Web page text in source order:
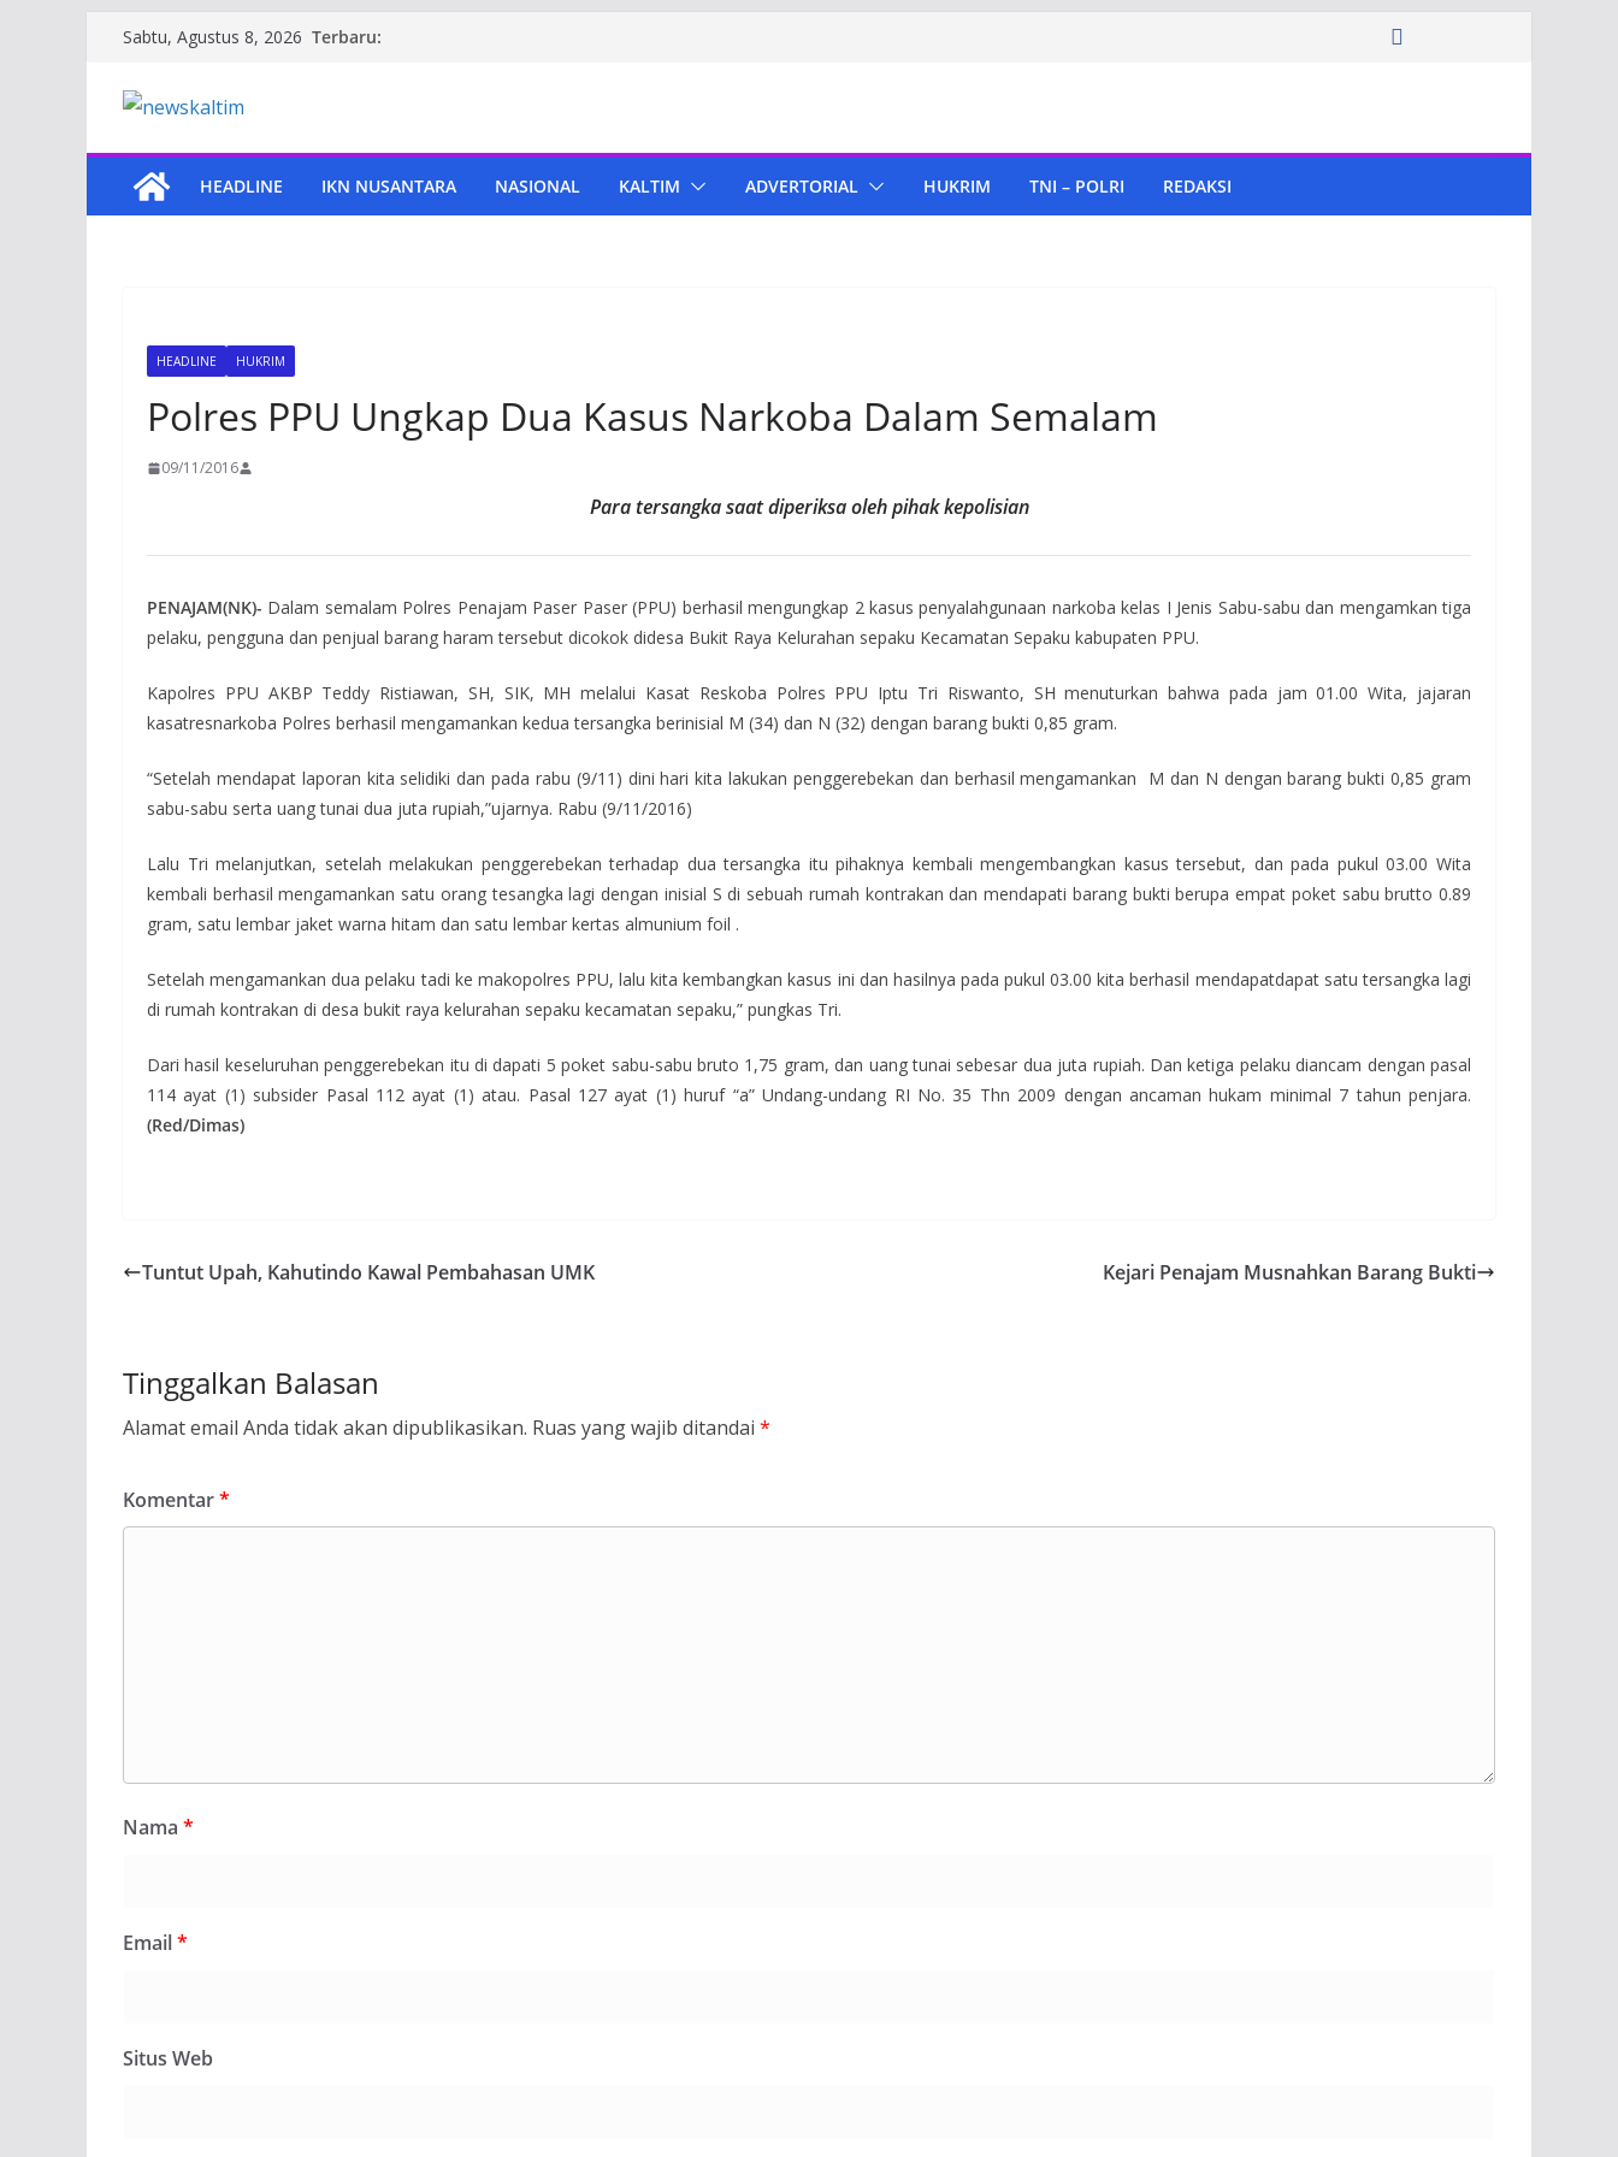
Skip
content
Sabtu, Agustus 8, 2026 Terbaru:
HEADLINE IKN NUSANTARA NASIONAL KALTIM ADVERTORIAL HUKRIM TNI – POLRI REDAKSI
HEADLINE HUKRIM
Polres PPU Ungkap Dua Kasus Narkoba Dalam Semalam
09/11/2016
Para tersangka saat diperiksa oleh pihak kepolisian
PENAJAM(NK)- Dalam semalam Polres Penajam Paser Paser (PPU) berhasil mengungkap 2 kasus penyalahgunaan narkoba kelas I Jenis Sabu-sabu dan mengamkan tiga
pelaku, pengguna dan penjual barang haram tersebut dicokok didesa Bukit Raya Kelurahan sepaku Kecamatan Sepaku kabupaten PPU.
Kapolres PPU AKBP Teddy Ristiawan, SH, SIK, MH melalui Kasat Reskoba Polres PPU Iptu Tri Riswanto, SH menuturkan bahwa pada jam 01.00 Wita, jajaran
kasatresnarkoba Polres berhasil mengamankan kedua tersangka berinisial M (34) dan N (32) dengan barang bukti 0,85 gram.
“Setelah mendapat laporan kita selidiki dan pada rabu (9/11) dini hari kita lakukan penggerebekan dan berhasil mengamankan M dan N dengan barang bukti 0,85 gram
sabu-sabu serta uang tunai dua juta rupiah,”ujarnya. Rabu (9/11/2016)
Lalu Tri melanjutkan, setelah melakukan penggerebekan terhadap dua tersangka itu pihaknya kembali mengembangkan kasus tersebut, dan pada pukul 03.00 Wita
kembali berhasil mengamankan satu orang tesangka lagi dengan inisial S di sebuah rumah kontrakan dan mendapati barang bukti berupa empat poket sabu brutto 0.89
gram, satu lembar jaket warna hitam dan satu lembar kertas almunium foil .
Setelah mengamankan dua pelaku tadi ke makopolres PPU, lalu kita kembangkan kasus ini dan hasilnya pada pukul 03.00 kita berhasil mendapatdapat satu tersangka lagi
di rumah kontrakan di desa bukit raya kelurahan sepaku kecamatan sepaku,” pungkas Tri.
Dari hasil keseluruhan penggerebekan itu di dapati 5 poket sabu-sabu bruto 1,75 gram, dan uang tunai sebesar dua juta rupiah. Dan ketiga pelaku diancam dengan pasal
114 ayat (1) subsider Pasal 112 ayat (1) atau. Pasal 127 ayat (1) huruf “a” Undang-undang RI No. 35 Thn 2009 dengan ancaman hukam minimal 7 tahun penjara.
(Red/Dimas)
Tuntut Upah, Kahutindo Kawal Pembahasan UMK Kejari Penajam Musnahkan Barang Bukti
Tinggalkan Balasan
Alamat email Anda tidak akan dipublikasikan. Ruas yang wajib ditandai *
Komentar*
Nama *
Email*
Situs Web